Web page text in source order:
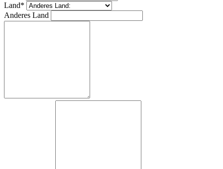
Land*
Anderes Land